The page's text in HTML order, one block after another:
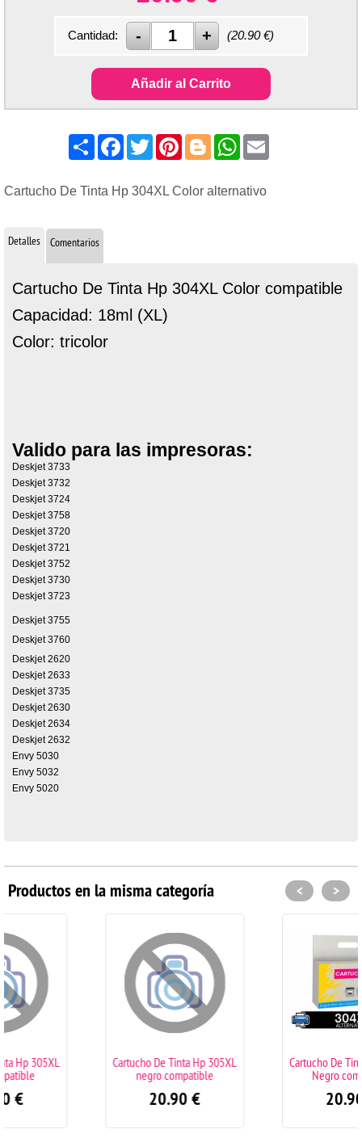
Cantidad: (20.90€)
Añadir al Carrito
ShareFacebook
TwitterPinterest
BloggerWhatsApp
Cartucho De Tinta Hp 304XL Color alternativo
Detalles Comentarios
Cartucho De Tinta Hp 304XL Color compatible
Capacidad: 18ml (XL)
Color: tricolor
Valido para las impresoras:
Deskjet 3733
Deskjet 3732
Deskjet 3724
Deskjet 3758
Deskjet 3720
Deskjet 3721
Deskjet 3752
Deskjet 3730
Deskjet 3723
Deskjet 3755
Deskjet 3760
Deskjet 2620
Deskjet 2633
Deskjet 3735
Deskjet 2630
Deskjet 2634
Deskjet 2632
Envy 5030
Envy 5032
Envy 5020
Productos en la misma categoría
Cartucho De Tinta Hp 305XL
negro compatible
Cartucho De Tinta Hp 304XL
Negro compatible
< >